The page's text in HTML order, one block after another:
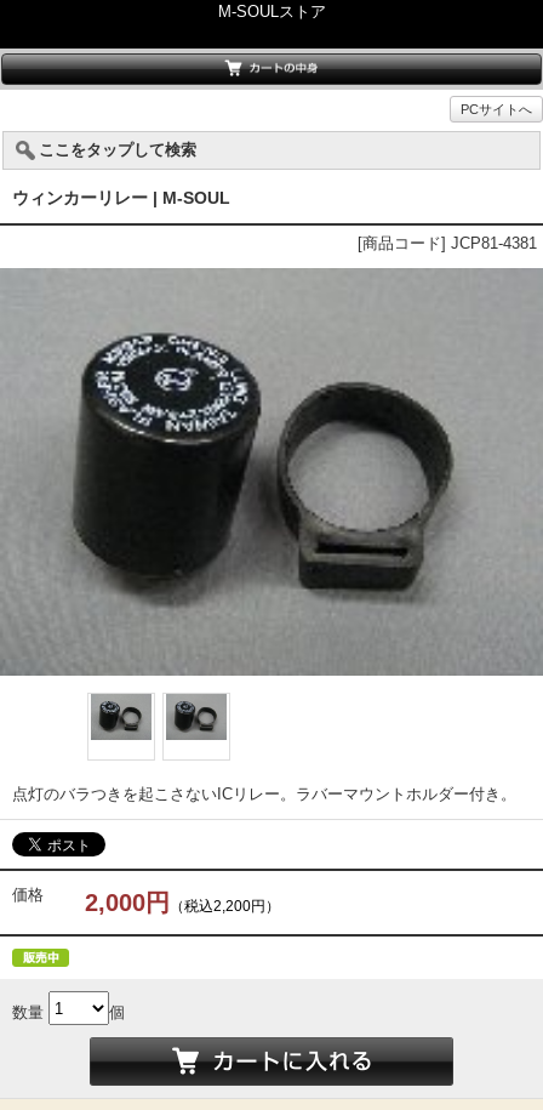
M-SOULストア
PCサイトへ
ここをタップして検索
ウィンカーリレー | M-SOUL
[商品コード] JCP81-4381
点灯のバラつきを起こさないICリレー。ラバーマウントホルダー付き。
価格 2,000円 （税込2,200円）
数量 個